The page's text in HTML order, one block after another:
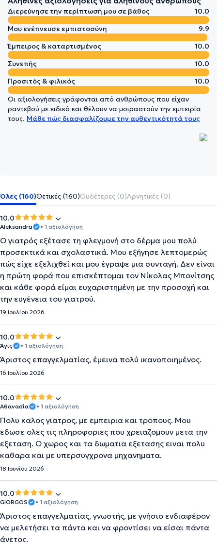
Διερεύνησε την περίπτωσή μου σε βάθος
10.0
Μου ενέπνευσε εμπιστοσύνη
9.9
Έμπειρος & καταρτισμένος
10.0
Συνεπής
10.0
Προσιτός & φιλικός
10.0
Οι αξιολογήσεις γράφονται από ανθρώπους που είχαν
ραντεβού με ειδικό και θέλουν να μοιραστούν την εμπειρία
τους. Μάθε πώς διασφαλίζουμε την αυθεντικότητά τους
Όλες (160)Θετικές (160)Ουδέτερες (0)Αρνητικές (0)
10.0
Aleksandra • 1 αξιολόγηση
Ο γιατρός εξέτασε τη φλεγμονή στο δέρμα μου πολύ
προσεκτικά και σχολαστικά. Μου εξήγησε λεπτομερώς
πώς είχε εξελιχθεί και μου έγραψε μια συνταγή. Δεν είναι
η πρώτη φορά που επισκέπτομαι τον Νίκολας Μπονίτσης
και κάθε φορά είμαι ευχαριστημένη με την προσοχή και
την ευγένεια του γιατρού.
19 Ιουλίου 2026
10.0
Άγις • 1 αξιολόγηση
Άριστος επαγγελματίας, έμεινα πολύ ικανοποιημένος.
16 Ιουλίου 2026
10.0
Αθανασία • 1 αξιολόγηση
Πολυ καλος γιατρος, με εμπειρια και τροπους. Μου
εδωσε ολες τις πληροφοριες που χρειαζομουν μετα την
εξεταση. Ο χωρος και τα δωματια εξετασης ειναι πολυ
καθαρα και με υπερσυγχρονα μηχανηματα.
18 Ιουνίου 2026
10.0
GIORGOS • 1 αξιολόγηση
Άριστος επαγγελματίας, γνωστής, με γνήσιο ενδιαφέρον
να μελετήσει τα πάντα και να φροντίσει να είσαι πάντα
άνετος.